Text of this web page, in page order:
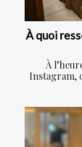
À quoi
À
Instagram,